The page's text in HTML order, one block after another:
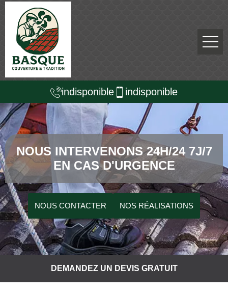
indisponible indisponible
NOUS INTERVENONS 24H/24 7J/7
EN CAS D'URGENCE
NOUS CONTACTER NOS RÉALISATIONS
DEMANDEZ UN DEVIS GRATUIT